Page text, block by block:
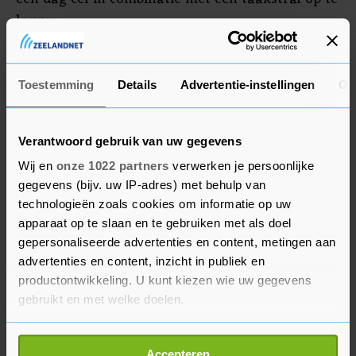
Toestemming Details Advertentie-instellingen
Verantwoord gebruik van uw gegevens
Wij en onze 1022 partners verwerken je persoonlijke
gegevens (bijv. uw IP-adres) met behulp van
technologieën zoals cookies om informatie op uw
apparaat op te slaan en te gebruiken met als doel
gepersonaliseerde advertenties en content, metingen aan
advertenties en content, inzicht in publiek en
productontwikkeling. U kunt kiezen wie uw gegevens
gebruikt en met welke doelen.
Als u het toestaat, willen we ook graag:
leggen.
Eerder op de dag meldde de Raad voor de
rechtspraak al dat vorig jaar in 1,4 miljoen zaken
uitspraak is gedaan, een stijging van 4 procent in
niveau van voor de coronacrisis. In 2019 werd
uitspraak gedaan in ruim 1,5 miljoen
rechtszaken.
Naves zegt dat het een nieuwe ontwikkeling is
dat de rechtspraak zich zo uitspreekt over
knellende wetgeving. "Ik denk dat we rechten en
vrijheden beschermen door deze observaties te
delen." Eerder bekende de rechtspraak al kleur
over de toeslagenaffaire. "Voor de slachtoffers